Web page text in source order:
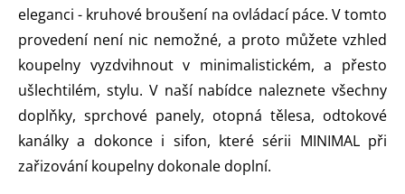
eleganci - kruhové broušení na ovládací páce. V tomto
provedení není nic nemožné, a proto můžete vzhled
koupelny vyzdvihnout v minimalistickém, a přesto
ušlechtilém, stylu. V naší nabídce naleznete všechny
doplňky, sprchové panely, otopná tělesa, odtokové
kanálky a dokonce i sifon, které sérii MINIMAL při
zařizování koupelny dokonale doplní.